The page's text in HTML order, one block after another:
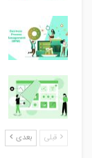
قبلی بعدی